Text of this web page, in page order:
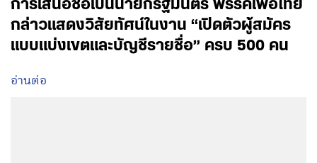
การเสนอชื่อเป็นนายกรัฐมนตรี พรรคเพื่อไทย
กล่าวแสดงวิสัยทัศน์ในงาน “เปิดตัวผู้สมัคร
แบบแบ่งเขตและบัญชีรายชื่อ” ครบ 500 คน
อ่านต่อ